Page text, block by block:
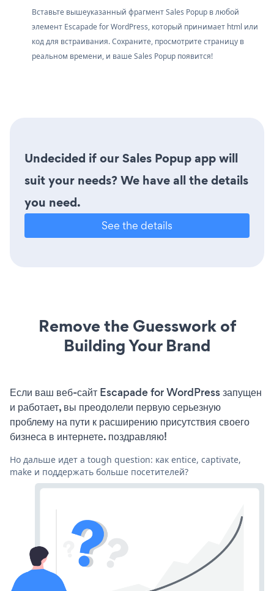
Вставьте вышеуказанный фрагмент Sales Popup в любой
элемент Escapade for WordPress, который принимает html или
код для встраивания. Сохраните, просмотрите страницу в
реальном времени, и ваше Sales Popup появится!
Undecided if our Sales Popup app will
suit your needs? We have all the details
you need.
See the details
Remove the Guesswork of
Building Your Brand
Если ваш веб-сайт Escapade for WordPress запущен
и работает, вы преодолели первую серьезную
проблему на пути к расширению присутствия своего
бизнеса в интернете. поздравляю!
Но дальше идет a tough question: как entice, captivate,
make и поддержать больше посетителей?